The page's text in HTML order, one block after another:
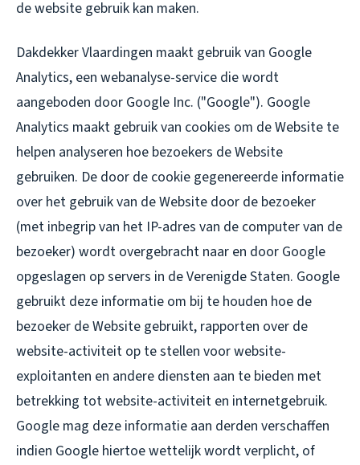
de website gebruik kan maken.
Dakdekker Vlaardingen maakt gebruik van Google
Analytics, een webanalyse-service die wordt
aangeboden door Google Inc. ("Google"). Google
Analytics maakt gebruik van cookies om de Website te
helpen analyseren hoe bezoekers de Website
gebruiken. De door de cookie gegenereerde informatie
over het gebruik van de Website door de bezoeker
(met inbegrip van het IP-adres van de computer van de
bezoeker) wordt overgebracht naar en door Google
opgeslagen op servers in de Verenigde Staten. Google
gebruikt deze informatie om bij te houden hoe de
bezoeker de Website gebruikt, rapporten over de
website-activiteit op te stellen voor website-
exploitanten en andere diensten aan te bieden met
betrekking tot website-activiteit en internetgebruik.
Google mag deze informatie aan derden verschaffen
indien Google hiertoe wettelijk wordt verplicht, of